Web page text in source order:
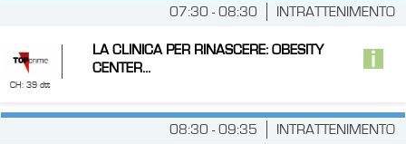
INTRATTENIMENTO
07:30 - 08:30
CH: 39 dtt
LA CLINICA PER RINASCERE: OBESITY
CENTER...
INTRATTENIMENTO
08:30 - 09:35